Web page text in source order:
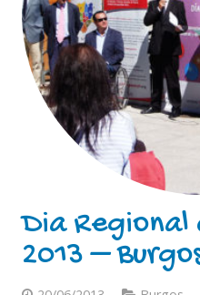
Dia Regional
2013 –